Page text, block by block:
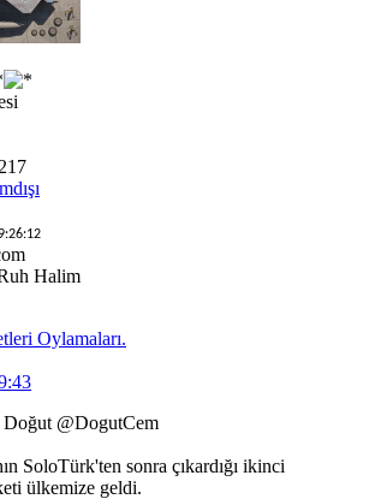
Oylamaları.
Doğut @DogutCem
SoloTürk'ten sonra çıkardığı ikinci
ülkemize geldi.